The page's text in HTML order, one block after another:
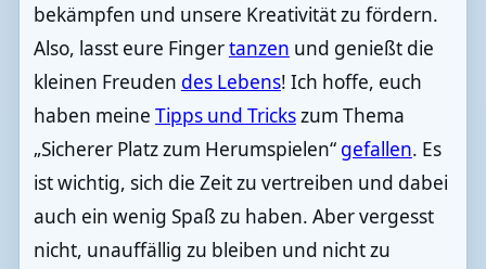
bekämpfen und unsere Kreativität zu fördern.
Also, lasst eure Fingertanzen und genießt die
kleinen Freuden des Lebens! Ich hoffe, euch
haben meine Tipps und Trickszum Thema
„Sicherer Platz zum Herumspielen“ gefallen. Es
ist wichtig, sich die Zeit zu vertreiben und dabei
auch ein wenig Spaß zu haben. Aber vergesst
nicht, unauffällig zu bleiben und nicht zu